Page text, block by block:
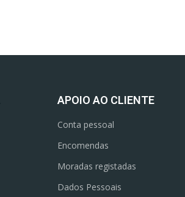
APOIO AO CLIENTE
Conta pessoal
Encomendas
Moradas registadas
Dados Pessoais